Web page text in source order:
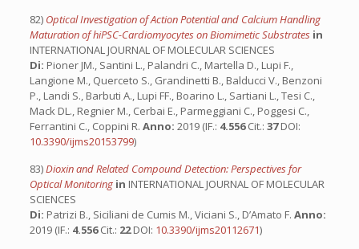
82) Optical Investigation of Action Potential and Calcium Handling
Maturation of hiPSC-Cardiomyocytes on Biomimetic Substrates in
INTERNATIONAL JOURNAL OF MOLECULAR SCIENCES
Di: Pioner JM., Santini L., Palandri C., Martella D., Lupi F.,
Langione M., Querceto S., Grandinetti B., Balducci V., Benzoni
P., Landi S., Barbuti A., Lupi FF., Boarino L., Sartiani L., Tesi C.,
Mack DL., Regnier M., Cerbai E., Parmeggiani C., Poggesi C.,
Ferrantini C., Coppini R. Anno: 2019 (IF.: 4.556Cit.: 37DOI:
10.3390/ijms20153799)
83)Dioxin and Related Compound Detection: Perspectives for
Optical Monitoring in INTERNATIONAL JOURNAL OF MOLECULAR
SCIENCES
Di: Patrizi B., Siciliani de Cumis M., Viciani S., D’Amato F. Anno:
2019 (IF.: 4.556Cit.: 22DOI: 10.3390/ijms20112671)